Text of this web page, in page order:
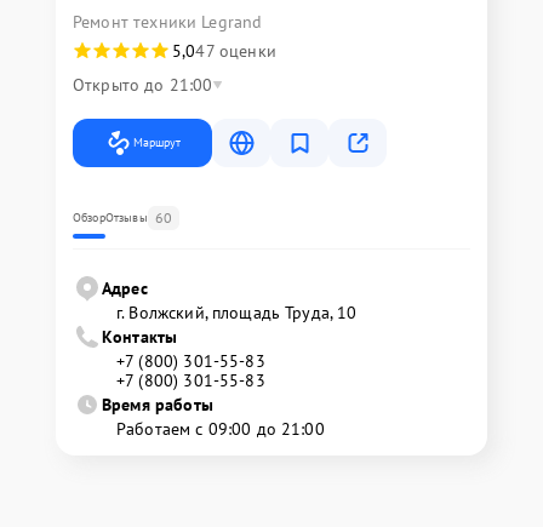
Ремонт техники Legrand
5,047 оценки
Открыто до 21:00
Маршрут
ОбзорОтзывы 60
Адрес
г. Волжский, площадь Труда, 10
Контакты
+7 (800) 301-55-83
+7 (800) 301-55-83
Время работы
Работаем с 09:00 до 21:00